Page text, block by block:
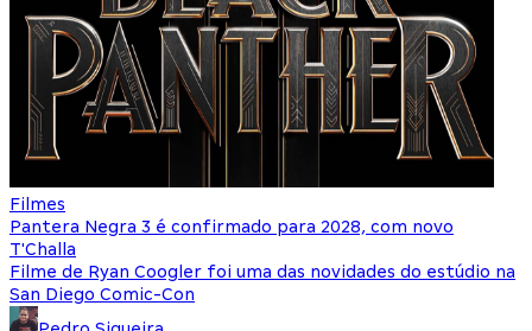
Filmes
Pantera Negra 3 é confirmado para 2028, com novo
T'Challa
Filme de Ryan Coogler foi uma das novidades do estúdio na
San Diego Comic-Con